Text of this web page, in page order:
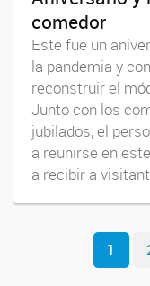
comedor
Este fue un
la pandemia y
reconstruir el
Junto con los
jubilados, el
a reunirse en
a recibir a
Navegador
1